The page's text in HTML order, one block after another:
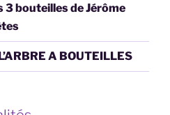
bouteilles de Jérôme
A BOUTEILLES